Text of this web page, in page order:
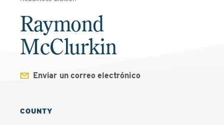
Raymond
McClurkin
Enviar un correo electrónico
COUNTY